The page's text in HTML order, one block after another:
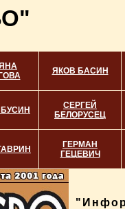
ЯКОВ БАСИН
СЕРГЕЙ
БЕЛОРУСЕЦ
ГЕРМАН
ГЕЦЕВИЧ